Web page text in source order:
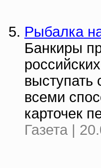
Рыбалка
Банкиры
всеми
карточек
Газета |